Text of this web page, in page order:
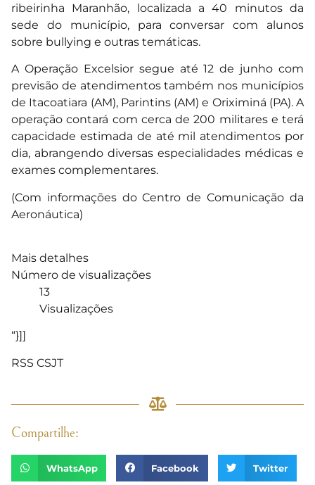
ribeirinha Maranhão, localizada a 40 minutos da
sede do município, para conversar com alunos
sobre bullying e outras temáticas.
A Operação Excelsior segue até 12 de junho com
previsão de atendimentos também nos municípios
de Itacoatiara (AM), Parintins (AM) e Oriximiná (PA). A
operação contará com cerca de 200 militares e terá
capacidade estimada de até mil atendimentos por
dia, abrangendo diversas especialidades médicas e
exames complementares.
(Com informações do Centro de Comunicação da
Aeronáutica)
Mais detalhes
Número de visualizações
13
Visualizações
“}]]
RSS CSJT
Compartilhe:
WhatsApp Facebook Twitter